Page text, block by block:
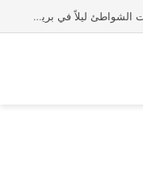
صحيفة “الميرور”: لا ترسلوا أبناءكم لحفلات الشواطئ ليلاً في بريطانيا